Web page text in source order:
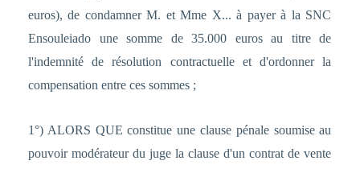
euros), de condamner M. et Mme X... à payer à la SNC
Ensouleiado une somme de 35.000 euros au titre de
l'indemnité de résolution contractuelle et d'ordonner la
compensation entre ces sommes ;
1°) ALORS QUE constitue une clause pénale soumise au
pouvoir modérateur du juge la clause d'un contrat de vente